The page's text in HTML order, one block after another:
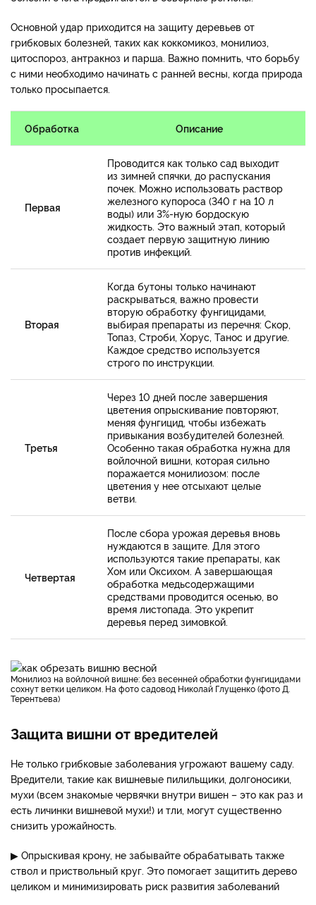
Основной удар приходится на защиту деревьев от
грибковых болезней, таких как коккомикоз, монилиоз,
цитоспороз, антракноз и парша. Важно помнить, что борьбу
с ними необходимо начинать с ранней весны, когда природа
только просыпается.
Обработка Описание
Первая
Проводится как только сад выходит
из зимней спячки, до распускания
почек. Можно использовать раствор
железного купороса (340 г на 10 л
воды) или 3%-ную бордоскую
жидкость. Это важный этап, который
создает первую защитную линию
против инфекций.
Вторая
Когда бутоны только начинают
раскрываться, важно провести
вторую обработку фунгицидами,
выбирая препараты из перечня: Скор,
Топаз, Строби, Хорус, Танос и другие.
Каждое средство используется
строго по инструкции.
Третья
Через 10 дней после завершения
цветения опрыскивание повторяют,
меняя фунгицид, чтобы избежать
привыкания возбудителей болезней.
Особенно такая обработка нужна для
войлочной вишни, которая сильно
поражается монилиозом: после
цветения у нее отсыхают целые
ветви.
Четвертая
После сбора урожая деревья вновь
нуждаются в защите. Для этого
используются такие препараты, как
Хом или Оксихом. А завершающая
обработка медьсодержащими
средствами проводится осенью, во
время листопада. Это укрепит
деревья перед зимовкой.
Монилиоз на войлочной вишне: без весенней обработки фунгицидами
сохнут ветки целиком. На фото садовод Николай Глущенко (фото Д.
Терентьева)
Защита вишни от вредителей
Не только грибковые заболевания угрожают вашему саду.
Вредители, такие как вишневые пилильщики, долгоносики,
мухи (всем знакомые червячки внутри вишен – это как раз и
есть личинки вишневой мухи!) и тли, могут существенно
снизить урожайность.
▶ Опрыскивая крону, не забывайте обрабатывать также
ствол и приствольный круг. Это помогает защитить дерево
целиком и минимизировать риск развития заболеваний